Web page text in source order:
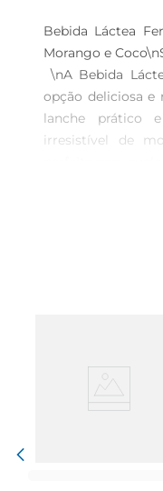
Bebida Láctea
Morango e
\nA Bebida
opção deliciosa
lanche prático
irresistível de
manhã, lanche
todos. O